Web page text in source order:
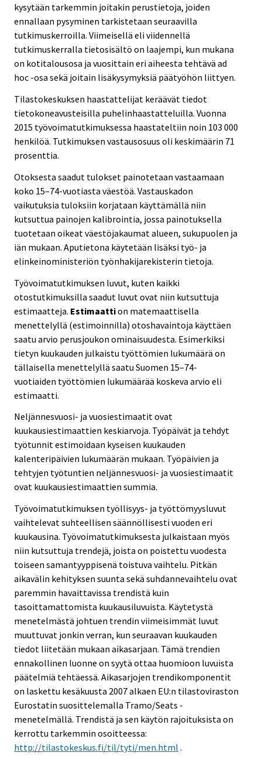
kysytään tarkemmin joitakin perustietoja, joiden
ennallaan pysyminen tarkistetaan seuraavilla
tutkimuskerroilla. Viimeisellä eli viidennellä
tutkimuskerralla tietosisältö on laajempi, kun mukana
on kotitalousosa ja vuosittain eri aiheesta tehtävä ad
hoc -osa sekä joitain lisäkysymyksiä päätyöhön liittyen.
Tilastokeskuksen haastattelijat keräävät tiedot
tietokoneavusteisilla puhelinhaastatteluilla. Vuonna
2015 työvoimatutkimuksessa haastateltiin noin 103 000
henkilöä. Tutkimuksen vastausosuus oli keskimäärin 71
prosenttia.
Otoksesta saadut tulokset painotetaan vastaamaan
koko 15–74-vuotiasta väestöä. Vastauskadon
vaikutuksia tuloksiin korjataan käyttämällä niin
kutsuttua painojen kalibrointia, jossa painotuksella
tuotetaan oikeat väestöjakaumat alueen, sukupuolen ja
iän mukaan. Aputietona käytetään lisäksi työ- ja
elinkeinoministeriön työnhakijarekisterin tietoja.
Työvoimatutkimuksen luvut, kuten kaikki
otostutkimuksilla saadut luvut ovat niin kutsuttuja
estimaatteja. Estimaattion matemaattisella
menettelyllä (estimoinnilla) otoshavaintoja käyttäen
saatu arvio perusjoukon ominaisuudesta. Esimerkiksi
tietyn kuukauden julkaistu työttömien lukumäärä on
tällaisella menettelyllä saatu Suomen 15–74-
vuotiaiden työttömien lukumäärää koskeva arvio eli
estimaatti.
Neljännesvuosi- ja vuosiestimaatit ovat
kuukausiestimaattien keskiarvoja. Työpäivät ja tehdyt
työtunnit estimoidaan kyseisen kuukauden
kalenteripäivien lukumäärän mukaan. Työpäivien ja
tehtyjen työtuntien neljännesvuosi- ja vuosiestimaatit
ovat kuukausiestimaattien summia.
Työvoimatutkimuksen työllisyys- ja työttömyysluvut
vaihtelevat suhteellisen säännöllisesti vuoden eri
kuukausina. Työvoimatutkimuksesta julkaistaan myös
niin kutsuttuja trendejä, joista on poistettu vuodesta
toiseen samantyyppisenä toistuva vaihtelu. Pitkän
aikavälin kehityksen suunta sekä suhdannevaihtelu ovat
paremmin havaittavissa trendistä kuin
tasoittamattomista kuukausiluvuista. Käytetystä
menetelmästä johtuen trendin viimeisimmät luvut
muuttuvat jonkin verran, kun seuraavan kuukauden
tiedot liitetään mukaan aikasarjaan. Tämä trendien
ennakollinen luonne on syytä ottaa huomioon luvuista
päätelmiä tehtäessä. Aikasarjojen trendikomponentit
on laskettu kesäkuusta 2007 alkaen EU:n tilastoviraston
Eurostatin suosittelemalla Tramo/Seats -
menetelmällä. Trendistä ja sen käytön rajoituksista on
kerrottu tarkemmin osoitteessa:
http://tilastokeskus.fi/til/tyti/men.html .